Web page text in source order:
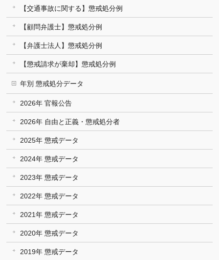
【交通事故に関する】懲戒処分例
【顧問弁護士】懲戒処分例
【弁護士法人】懲戒処分例
【懲戒請求が棄却】懲戒処分例
年別 懲戒処分データ
2026年 官報公告
2026年 自由と正義・懲戒処分者
2025年 懲戒データ
2024年 懲戒データ
2023年 懲戒データ
2022年 懲戒データ
2021年 懲戒データ
2020年 懲戒データ
2019年 懲戒データ